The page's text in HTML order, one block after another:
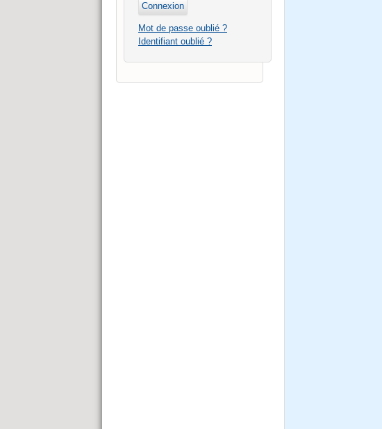
Mot de passe oublié ?
Identifiant oublié ?